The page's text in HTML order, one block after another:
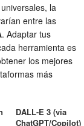
la
entre las
. Adaptar tus
herramienta es
los mejores
más
DALL-E 3 (via
ChatGPT/Copilot)